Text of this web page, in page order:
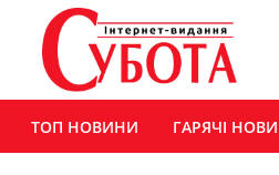
ТОП НОВИНИ ГАРЯЧІ